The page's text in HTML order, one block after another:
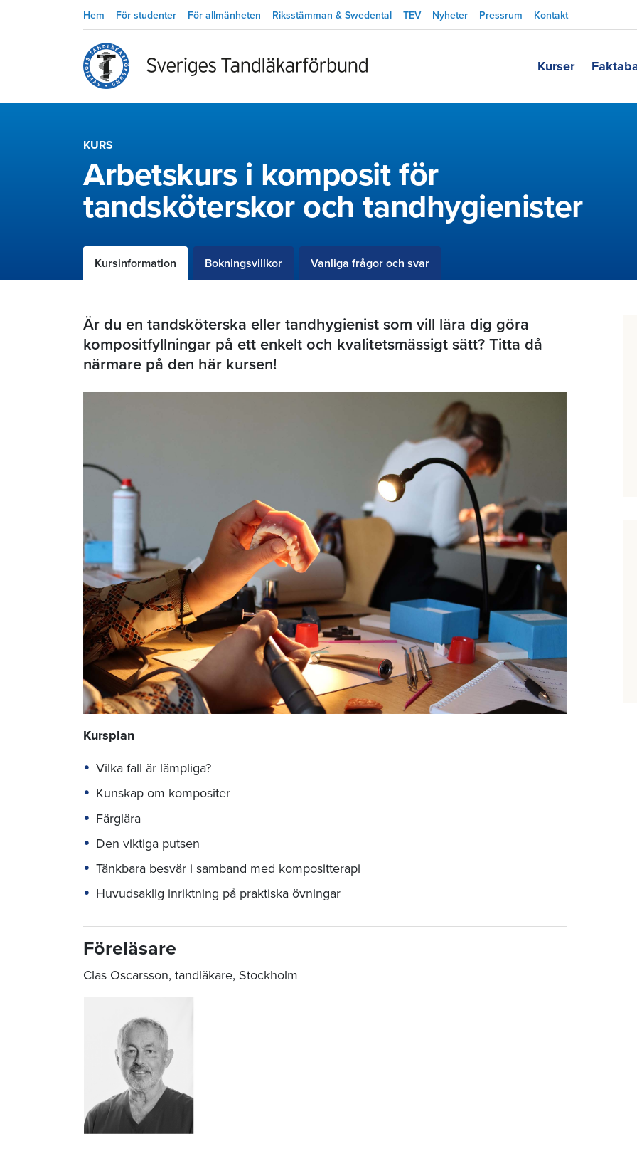
Hem För studenter För allmänheten Riksstämman & Swedental TEV Nyheter Pressrum Kontakt
Kurser
KURS
Arbetskurs i komposit för
tandsköterskor och tandhygienister
Kursinformation Bokningsvillkor Vanliga frågor och svar
Är du en tandsköterska eller tandhygienist som vill lära dig göra
kompositfyllningar på ett enkelt och kvalitetsmässigt sätt? Titta då
närmare på den här kursen!
Kursplan
Vilka fall är lämpliga?
Kunskap om kompositer
Färglära
Den viktiga putsen
Tänkbara besvär i samband med kompositterapi
Huvudsaklig inriktning på praktiska övningar
Föreläsare
Clas Oscarsson, tandläkare, Stockholm